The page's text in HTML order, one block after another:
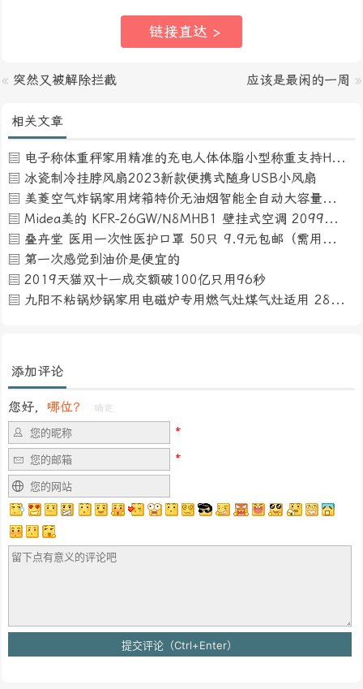
链接直达 >
« 突然又被解除拦截 应该是最闲的一周 »
相关文章
电子称体重秤家用精准的充电人体体脂小型称重支持HUAWEI HiLink
冰瓷制冷挂脖风扇2023新款便携式随身USB小风扇
美菱空气炸锅家用烤箱特价无油烟智能全自动大容量薯条机电炸锅
Midea美的 KFR-26GW/N8MHB1 壁挂式空调 2099元包邮（需用券）
叠卉堂 医用一次性医护口罩 50只 9.9元包邮（需用券）
第一次感觉到油价是便宜的
2019天猫双十一成交额破100亿只用96秒
九阳不粘锅炒锅家用电磁炉专用燃气灶煤气灶适用 28CM平底锅
添加评论
您好， 哪位？ 确定